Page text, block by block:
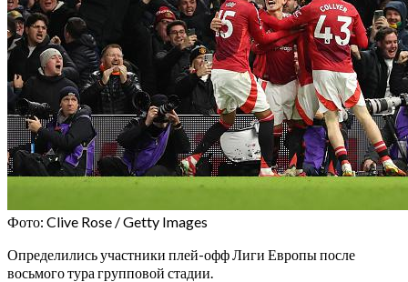
Фото: Clive Rose / Getty Images
Определились участники плей-офф Лиги Европы после
восьмого тура групповой стадии.